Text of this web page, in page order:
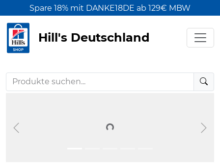
Spare 18% mit DANKE18DE ab 129€ MBW
Hill's Deutschland
Loading...
Previous